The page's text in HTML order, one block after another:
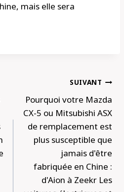
mais elle sera
SUIVANT
Pourquoi votre Mazda
CX-5 ou Mitsubishi ASX
de remplacement est
plus susceptible que
jamais d'être
fabriquée en Chine :
d'Aion à Zeekr Les